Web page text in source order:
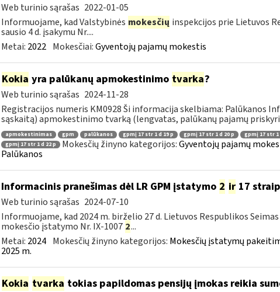
Web turinio sąrašas 2022-01-05
Informuojame, kad Valstybinės mokesčių inspekcijos prie Lietuvos
sausio 4 d. įsakymu Nr....
Metai: 2022 Mokesčiai:Gyventojų pajamų mokestis
Kokia yra palūkanų apmokestinimo tvarka?
Web turinio sąrašas 2024-11-28
Registracijos numeris KM0928 Ši informacija skelbiama: Palūkanos
sąskaitą) apmokestinimo tvarką (lengvatas, palūkanų pajamų
apmokestinimas gpm palūkanos gpmį 17 str 1 d 19 p gpmį 17 str 1 d 20 p gpmį 17 str 1
gpmį 17 str 1 d 22 p
Mokesčių žinyno kategorijos:Gyventojų pajamų
Palūkanos
Informacinis pranešimas dėl LR GPM įstatymo 2 ir17
Web turinio sąrašas 2024-07-10
Informuojame, kad 2024 m. birželio 27 d. Lietuvos Respublikos
mokesčio įstatymo Nr. IX-1007 2...
Metai: 2024 Mokesčių žinyno kategorijos: Mokesčių įstatymų
2025 m.
Kokia tvarka tokias papildomas pensijų įmokas reikia